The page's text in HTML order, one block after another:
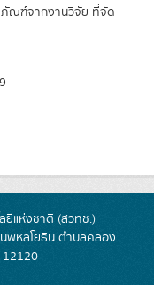
ภัณฑ์จากงานวิจัย ที่จัด
ยีแห่งชาติ (สวทช.)
พหลโยธิน ตำบลคลอง